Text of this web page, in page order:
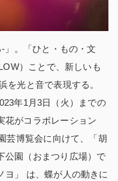
」。「ひと・もの・文
）ことで、新しいも
を光と音で表現する。
年1月3日（火）までの
花がコラボレーション
芸博覧会に向けて、「胡
公園（おまつり広場）で
ヨ」 は、蝶が人の動きに